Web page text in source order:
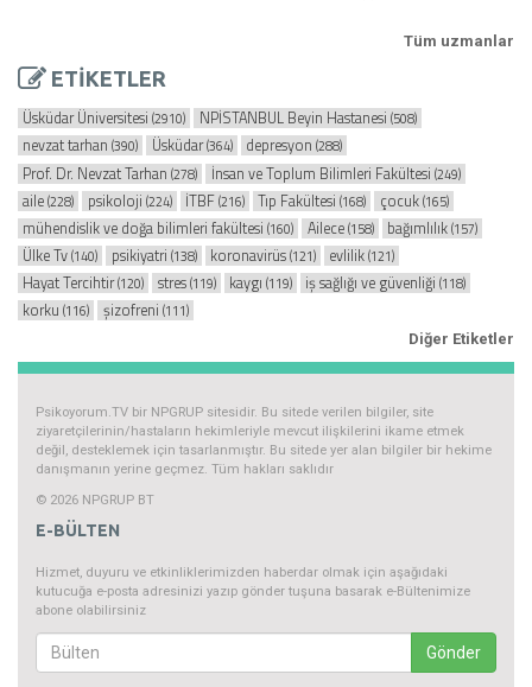
Tüm uzmanlar
ETİKETLER
Üsküdar Üniversitesi(2910) NPİSTANBUL Beyin Hastanesi (508)
nevzat tarhan(390) Üsküdar(364) depresyon (288)
Prof. Dr. Nevzat Tarhan(278) İnsan ve Toplum Bilimleri Fakültesi (249)
aile(228) psikoloji (224) İTBF(216) Tıp Fakültesi(168) çocuk(165)
mühendislik ve doğa bilimleri fakültesi(160) Ailece(158) bağımlılık(157)
Ülke Tv(140) psikiyatri (138) koronavirüs(121) evlilik(121)
Hayat Tercihtir(120) stres(119) kaygı (119) iş sağlığı ve güvenliği(118)
korku(116) şizofreni (111)
Diğer Etiketler
Psikoyorum.TV bir NPGRUP sitesidir. Bu sitede verilen bilgiler, site
ziyaretçilerinin/hastaların hekimleriyle mevcut ilişkilerini ikame etmek
değil, desteklemek için tasarlanmıştır. Bu sitede yer alan bilgiler bir hekime
danışmanın yerine geçmez. Tüm hakları saklıdır
© 2026 NPGRUP BT
E-BÜLTEN
Hizmet, duyuru ve etkinliklerimizden haberdar olmak için aşağıdaki
kutucuğa e-posta adresinizi yazıp gönder tuşuna basarak e-Bültenimize
abone olabilirsiniz
Gönder